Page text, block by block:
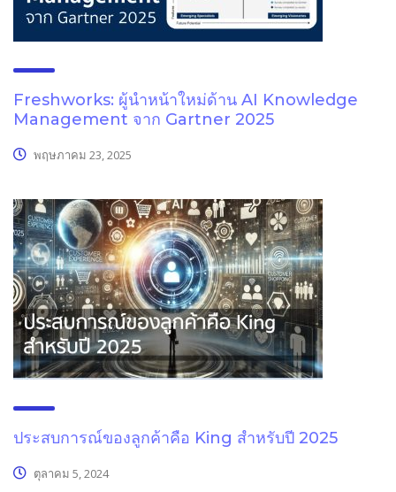
Freshworks: ผู้นำหน้าใหม่ด้าน AI Knowledge
Management จาก Gartner 2025
พฤษภาคม 23, 2025
ประสบการณ์ของลูกค้าคือ King สำหรับปี 2025
ตุลาคม 5, 2024